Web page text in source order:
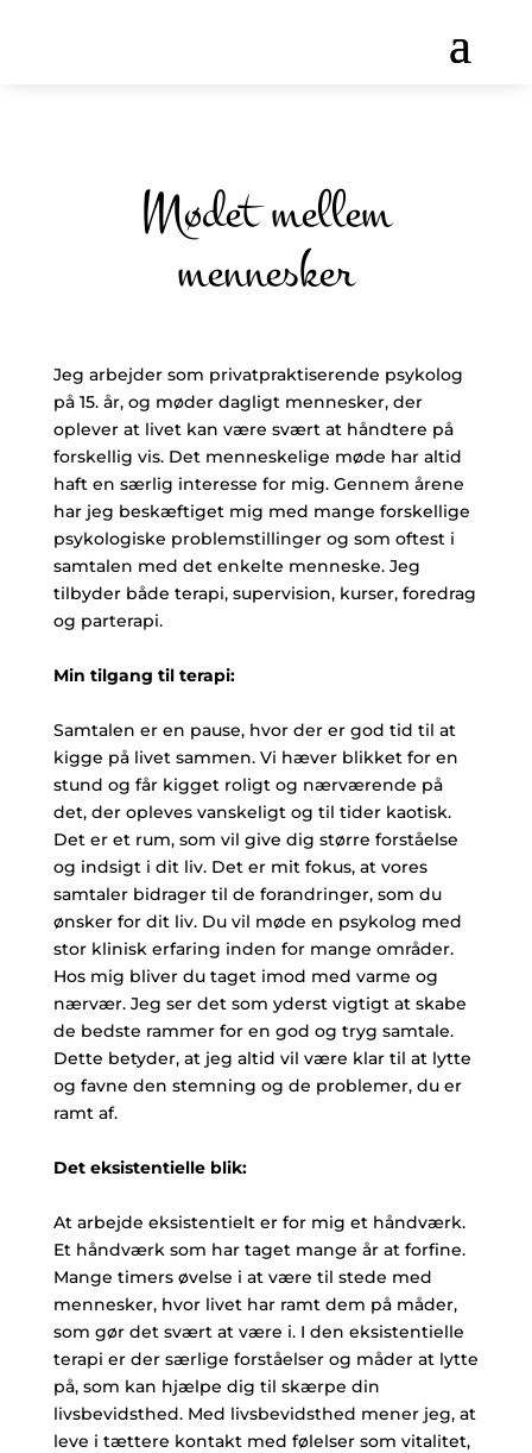
Mødet mellem
mennesker
Jeg arbejder som privatpraktiserende psykolog
på 15. år, og møder dagligt mennesker, der
oplever at livet kan være svært at håndtere på
forskellig vis. Det menneskelige møde har altid
haft en særlig interesse for mig. Gennem årene
har jeg beskæftiget mig med mange forskellige
psykologiske problemstillinger og som oftest i
samtalen med det enkelte menneske. Jeg
tilbyder både terapi, supervision, kurser, foredrag
og parterapi.
Min tilgang til terapi:
Samtalen er en pause, hvor der er god tid til at
kigge på livet sammen. Vi hæver blikket for en
stund og får kigget roligt og nærværende på
det, der opleves vanskeligt og til tider kaotisk.
Det er et rum, som vil give dig større forståelse
og indsigt i dit liv. Det er mit fokus, at vores
samtaler bidrager til de forandringer, som du
ønsker for dit liv. Du vil møde en psykolog med
stor klinisk erfaring inden for mange områder.
Hos mig bliver du taget imod med varme og
nærvær. Jeg ser det som yderst vigtigt at skabe
de bedste rammer for en god og tryg samtale.
Dette betyder, at jeg altid vil være klar til at lytte
og favne den stemning og de problemer, du er
ramt af.
Det eksistentielle blik:
At arbejde eksistentielt er for mig et håndværk.
Et håndværk som har taget mange år at forfine.
Mange timers øvelse i at være til stede med
mennesker, hvor livet har ramt dem på måder,
som gør det svært at være i. I den eksistentielle
terapi er der særlige forståelser og måder at lytte
på, som kan hjælpe dig til skærpe din
livsbevidsthed. Med livsbevidsthed mener jeg, at
leve i tættere kontakt med følelser som vitalitet,